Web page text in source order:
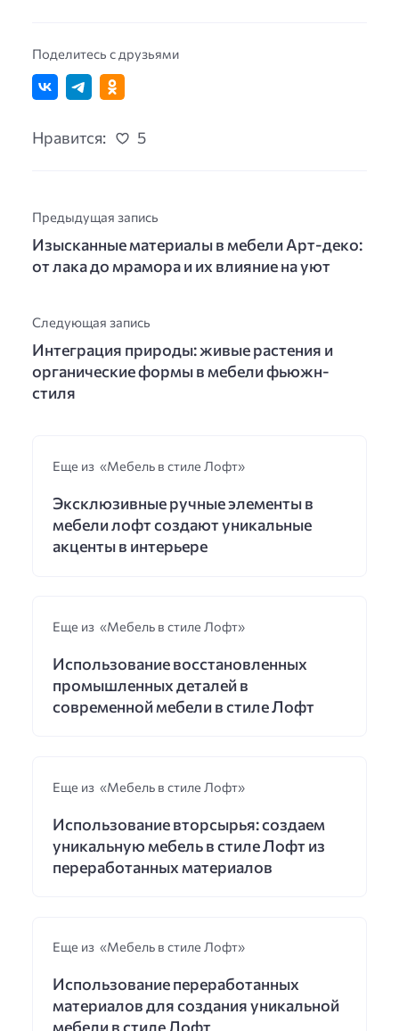
Поделитесь с друзьями
Нравится: 5
Предыдущая запись
Изысканные материалы в мебели Арт-деко:
от лака до мрамора и их влияние на уют
Следующая запись
Интеграция природы: живые растения и
органические формы в мебели фьюжн-
стиля
Еще из «Мебель в стиле Лофт»
Эксклюзивные ручные элементы в
мебели лофт создают уникальные
акценты в интерьере
Еще из «Мебель в стиле Лофт»
Использование восстановленных
промышленных деталей в
современной мебели в стиле Лофт
Еще из «Мебель в стиле Лофт»
Использование вторсырья: создаем
уникальную мебель в стиле Лофт из
переработанных материалов
Еще из «Мебель в стиле Лофт»
Использование переработанных
материалов для создания уникальной
мебели в стиле Лофт